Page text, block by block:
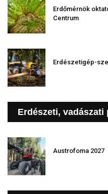
Erdőmérnök
Centrum
Erdészetigép-
Erdészeti, vadászati
Austrofoma 2027